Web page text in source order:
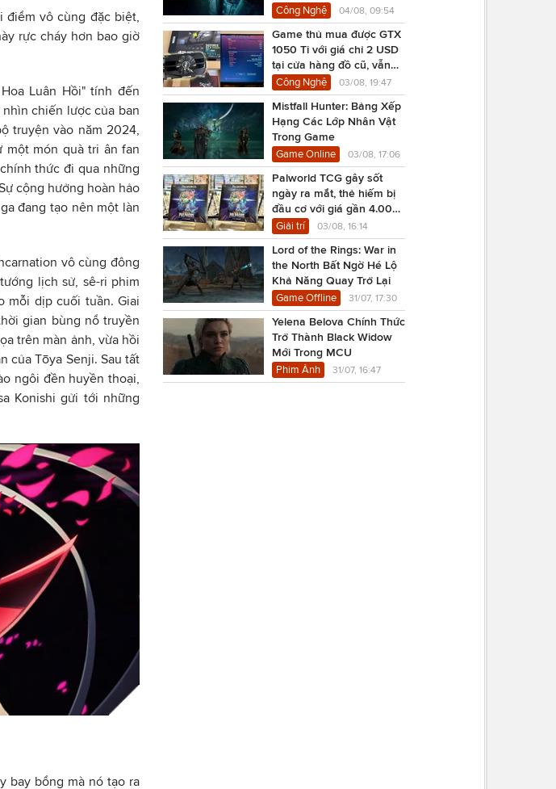
điểm vô cùng đặc biệt,
rực cháy hơn bao giờ
Luân Hồi" tính đến
chiến lược của ban
truyện vào năm 2024,
một món quà tri ân fan
thức đi qua những
cộng hưởng hoàn hảo
đang tạo nên một làn
vô cùng đông
lịch sử, sê-ri phim
mỗi dịp cuối tuần. Giai
gian bùng nổ truyền
trên màn ảnh, vừa hồi
của Tōya Senji. Sau tất
ngôi đền huyền thoại,
Konishi gửi tới những
bay bổng mà nó tạo ra
Công Nghệ 04/08, 09:54
Game thủ mua được GTX
1050 Ti với giá chỉ 2 USD
tại cửa hàng đồ cũ, vẫn
chạy Cyberpunk 2077
Công Nghệ 03/08, 19:47
Mistfall Hunter: Bảng Xếp
Hạng Các Lớp Nhân Vật
Trong Game
Game Online 03/08, 17:06
Palworld TCG gây sốt
ngày ra mắt, thẻ hiếm bị
đầu cơ với giá gần 4.000
USD
Giải trí 03/08, 16:14
Lord of the Rings: War in
the North Bất Ngờ Hé Lộ
Khả Năng Quay Trở Lại
Game Offline 31/07, 17:30
Yelena Belova Chính Thức
Trở Thành Black Widow
Mới Trong MCU
Phim Ảnh 31/07, 16:47